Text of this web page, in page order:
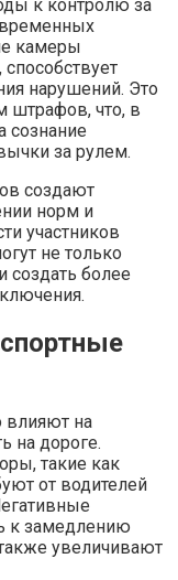
к контролю за
камеры
нарушений. Это
штрафов, что, в
сознание
за рулем.
создают
норм и
участников
не только
создать более
влияют на
на дороге.
такие как
от водителей
к замедлению
увеличивают